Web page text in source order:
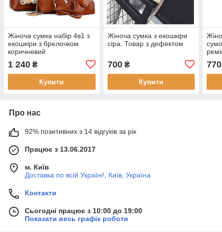
Жіноча сумка набір 4в1 з
екошкіри з брелочком
коричневий
1 240 ₴
Купити
Жіноча сумка з екошкіри
сіра. Товар з дефектом
700₴
Купити
770
Про нас
92% позитивних з 14 відгуків за рік
Працює з 13.06.2017
м. Київ
Доставка по всій Україні!, Київ, Україна
Контакти
Сьогодні працює з 10:00 до 19:00
Показати весь графік роботи